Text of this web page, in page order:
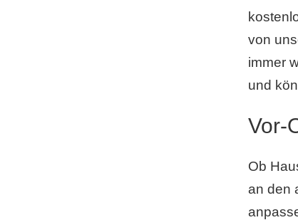
von
immer
und
Vor-
Ob
an den